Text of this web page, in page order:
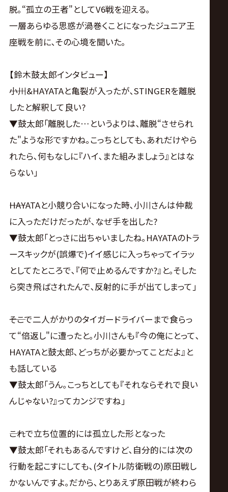
脱｡“孤立の王者"としてV6戦を迎える｡
一層あらゆる思惑が渦巻くことになったジュニア王
座戦を前に､その心境を聞いた｡
【鈴木鼓太郎インタビュー】
――小川&HAYATAと亀裂が入ったが､STINGERを離脱
したと解釈して良い?
▼鼓太郎｢離脱した…というよりは､離脱“させられ
た"ような形ですかね｡こっちとしても､あれだけやら
れたら､何もなしに『ハイ､また組みましょう』とはな
らない｣
――HAYATAと小競り合いになった時､小川さんは仲裁
に入っただけだったが､なぜ手を出した?
▼鼓太郎｢とっさに出ちゃいましたね｡HAYATAのトラ
ースキックが(誤爆で)イイ感じに入っちゃってイラッ
としてたところで､『何で止めるんですか?』と｡そした
ら突き飛ばされたんで､反射的に手が出てしまって｣
――そこで二人がかりのタイガードライバーまで食らっ
て“倍返し"に遭ったと｡小川さんも『今の俺にとって､
HAYATAと鼓太郎､どっちが必要かってことだよ』と
も話している
▼鼓太郎｢うん｡こっちとしても『それならそれで良い
んじゃない?』ってカンジですね｣
――これで立ち位置的には孤立した形となった
▼鼓太郎｢それもあるんですけど､自分的には次の
行動を起こすにしても､(タイトル防衛戦の)原田戦し
かないんですよ｡だから､とりあえず原田戦が終わら